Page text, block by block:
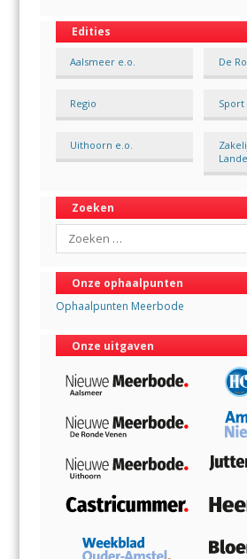
Edities
Aalsmeer e.o. De
Regio Sport
Uithoorn e.o.
Zoeken
Search
Onze ophaalpunten
Ophaalpunten Meerbode
Onze uitgaven